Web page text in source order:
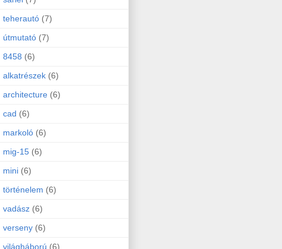
teherautó (7)
útmutató (7)
8458 (6)
alkatrészek (6)
architecture (6)
cad (6)
markoló (6)
mig-15 (6)
mini (6)
történelem (6)
vadász (6)
verseny (6)
világháború (6)